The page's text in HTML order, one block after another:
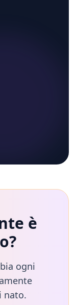
è
?
ogni
nato.